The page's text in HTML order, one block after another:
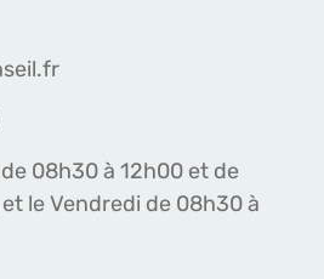
08h30 à 12h00 et de
le Vendredi de 08h30 à